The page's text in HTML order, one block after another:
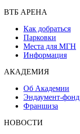
ВТБ АРЕНА
Как добраться
Парковки
Места для МГН
Информация
АКАДЕМИЯ
Об Академии
Эндаумент-фонд
Франшиза
НОВОСТИ